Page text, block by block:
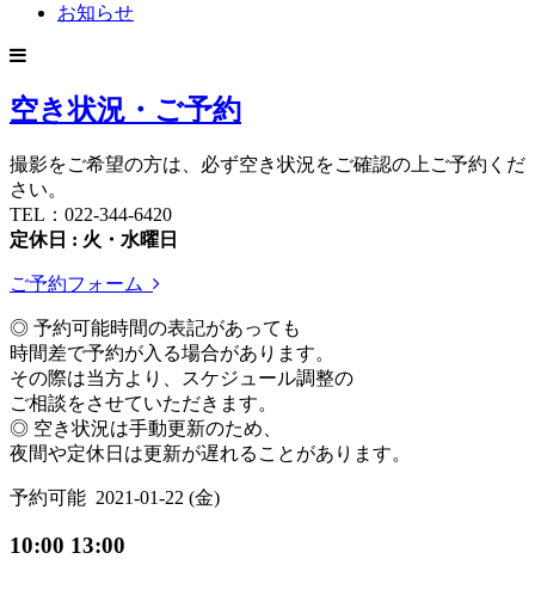
お知らせ
空き状況・ご予約
撮影をご希望の方は、必ず空き状況をご確認の上ご予約くだ
さい。
TEL：022-344-6420
定休日 : 火・水曜日
ご予約フォーム
◎ 予約可能時間の表記があっても
時間差で予約が入る場合があります。
その際は当方より、スケジュール調整の
ご相談をさせていただきます。
◎ 空き状況は手動更新のため、
夜間や定休日は更新が遅れることがあります。
予約可能 2021-01-22 (金)
10:00 13:00